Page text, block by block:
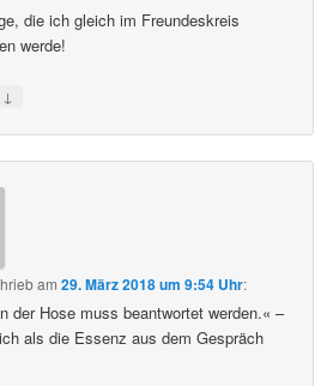
die ich gleich im Freundeskreis
werde!
↓
am29. März 2018 um 9:54 Uhr:
der Hose muss beantwortet werden.« –
als die Essenz aus dem Gespräch